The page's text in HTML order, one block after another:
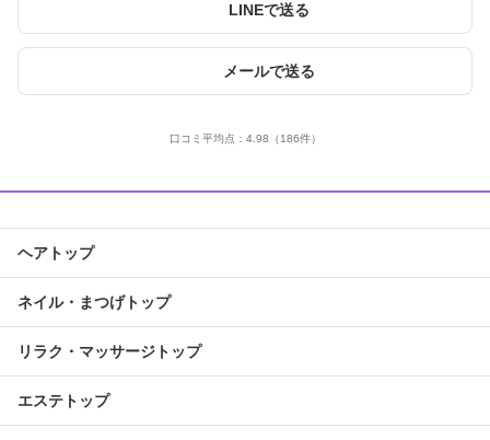
LINEで送る
メールで送る
口コミ平均点： 4.98 （186件）
ヘアトップ
ネイル・まつげトップ
リラク・マッサージトップ
エステトップ